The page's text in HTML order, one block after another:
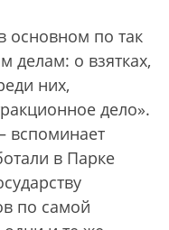
основном по так
делам: о взятках,
них,
дело».
вспоминает
в Парке
по самой